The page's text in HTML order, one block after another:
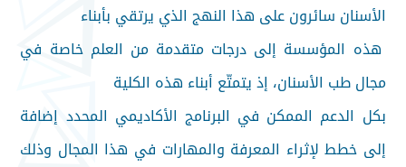
الأسنان سائرون على هذا النهج الذي يرتقي بأبناء
هذه المؤسسة إلى درجات متقدمة من العلم خاصة في
مجال طب الأسنان، إذ يتمتّع أبناء هذه الكلية
بكل الدعم الممكن في البرنامج الأكاديمي المحدد إضافة
إلى خطط لإثراء المعرفة والمهارات في هذا المجال وذلك